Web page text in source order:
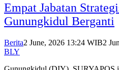
Empat Jabatan
Gunungkidul Berganti
Berita2 June, 2026 13:24 WIB2
BLY